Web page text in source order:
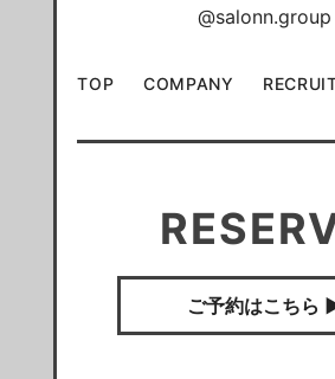
@salonn.group
TOP COMPANY
ご予約はこちら